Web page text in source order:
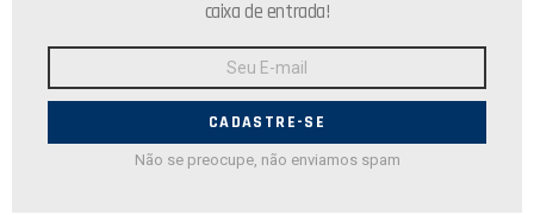
caixa de entrada!
E-
Não se preocupe, não enviamos spam